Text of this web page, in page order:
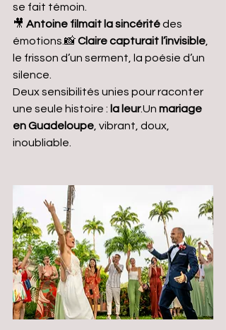
se fait témoin.
🎥 Antoine filmait la sincérité des
émotions.📸 Claire capturait l’invisible,
le frisson d’un serment, la poésie d’un
silence.
Deux sensibilités unies pour raconter
une seule histoire : la leur.Un mariage
en Guadeloupe, vibrant, doux,
inoubliable.